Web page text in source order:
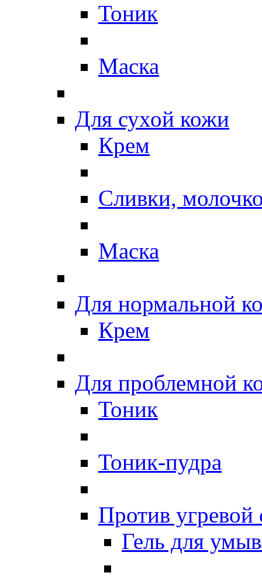
Тоник
Маска
Для сухой кожи
Крем
Сливки,
Маска
Для нормальной
Крем
Для проблемной
Тоник
Тоник-пудра
Против
Гель для